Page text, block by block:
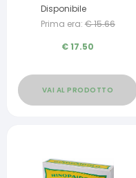
Disponibile
Prima era: €15.66
€17.50
VAI AL PRODOTTO